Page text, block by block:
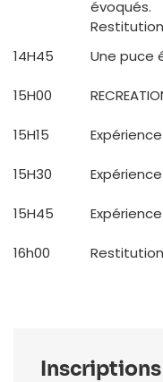
évoqués.​
14H45
Une puce
15H00
15H15 Expérience
15H30
15H45
16h00
Inscriptions